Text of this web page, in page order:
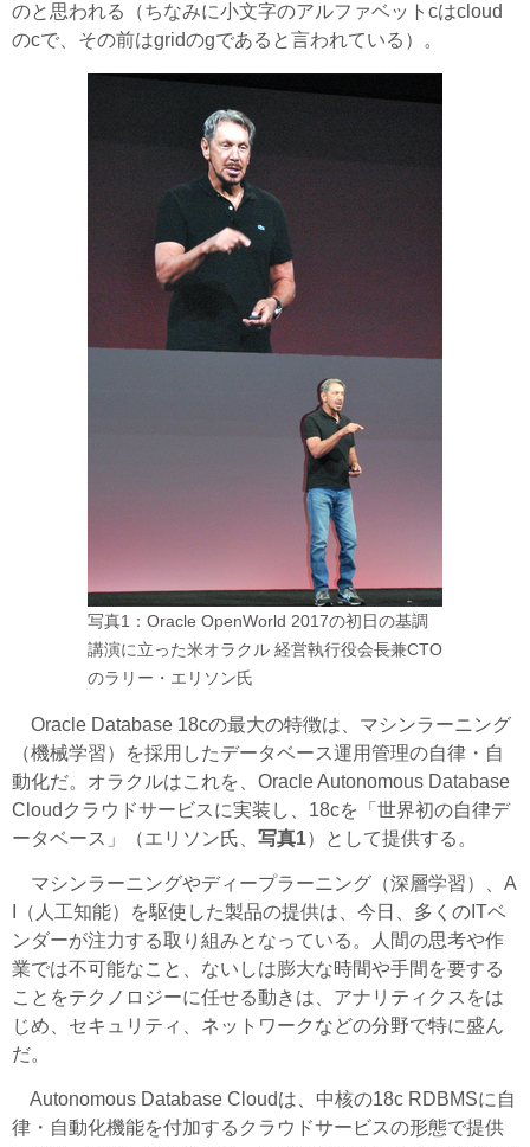
のと思われる（ちなみに小文字のアルファベットcはcloud
のcで、その前はgridのgであると言われている）。
写真1：Oracle OpenWorld 2017の初日の基調
講演に立った米オラクル 経営執行役会長兼CTO
のラリー・エリソン氏
Oracle Database 18cの最大の特徴は、マシンラーニング
（機械学習）を採用したデータベース運用管理の自律・自
動化だ。オラクルはこれを、Oracle Autonomous Database
Cloudクラウドサービスに実装し、18cを「世界初の自律デ
ータベース」（エリソン氏、 写真1）として提供する。
マシンラーニングやディープラーニング（深層学習）、A
I（人工知能）を駆使した製品の提供は、今日、多くのITベ
ンダーが注力する取り組みとなっている。人間の思考や作
業では不可能なこと、ないしは膨大な時間や手間を要する
ことをテクノロジーに任せる動きは、アナリティクスをは
じめ、セキュリティ、ネットワークなどの分野で特に盛ん
だ。
Autonomous Database Cloudは、中核の18c RDBMSに自
律・自動化機能を付加するクラウドサービスの形態で提供